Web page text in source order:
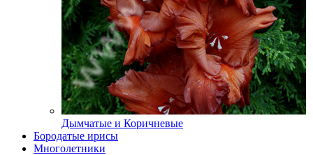
Дымчатые и Коричневые
Бородатые ирисы
Многолетники